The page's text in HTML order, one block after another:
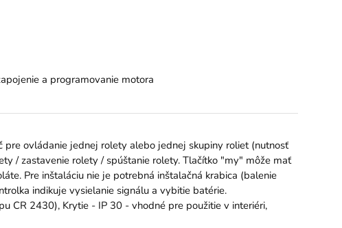
a programovanie motora
pre ovládanie jednej rolety alebo jednej skupiny roliet (nutnosť
/ zastavenie rolety / spúštanie rolety. Tlačítko "my" môže mať
Pre inštaláciu nie je potrebná inštalačná krabica (balenie
indikuje vysielanie signálu a vybitie batérie.
CR 2430), Krytie - IP 30 - vhodné pre použitie v interiéri,